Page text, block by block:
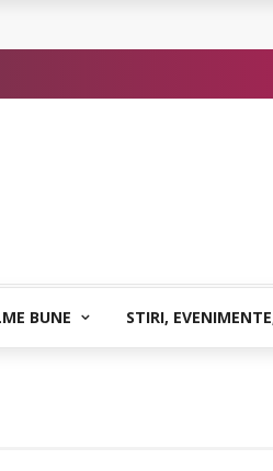
poate vindeca
Kafka
BUNE STIRI,